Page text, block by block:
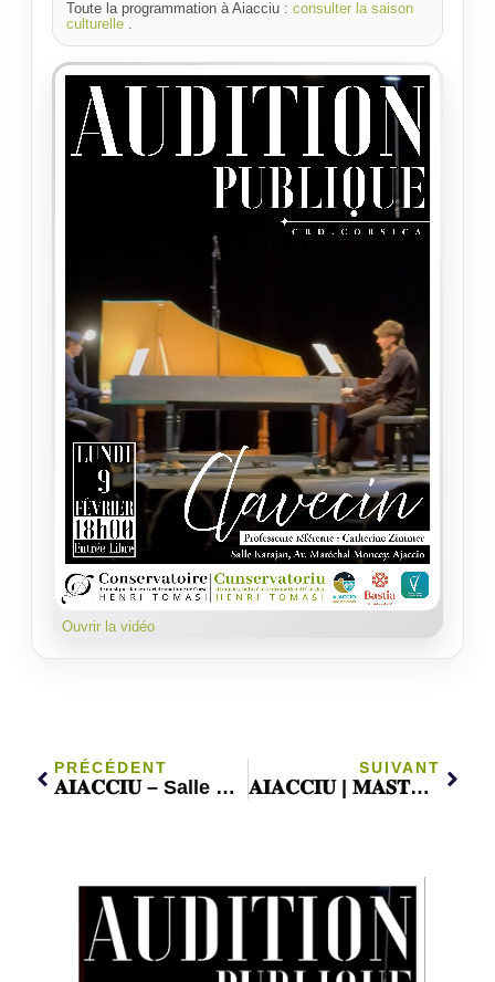
Toute la programmation à Aiacciu : consulter la saison
culturelle .
Ouvrir la vidéo
PRÉCÉDENT
𝐀𝐈𝐀𝐂𝐂𝐈𝐔 – Salle Karajan | Guitare
SUIVANT
𝐀𝐈𝐀𝐂𝐂𝐈𝐔 | 𝐌𝐀𝐒𝐓𝐄𝐑𝐂𝐋𝐀𝐒𝐒 𝐉𝐀𝐙𝐙 & 𝐒𝐀𝐗